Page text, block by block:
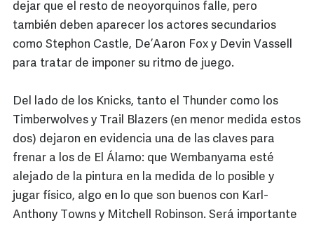
dejar que el resto de neoyorquinos falle, pero
también deben aparecer los actores secundarios
como Stephon Castle, De’Aaron Fox y Devin Vassell
para tratar de imponer su ritmo de juego.
Del lado de los Knicks, tanto el Thunder como los
Timberwolves y Trail Blazers (en menor medida estos
dos) dejaron en evidencia una de las claves para
frenar a los de El Álamo: que Wembanyama esté
alejado de la pintura en la medida de lo posible y
jugar físico, algo en lo que son buenos con Karl-
Anthony Towns y Mitchell Robinson. Será importante